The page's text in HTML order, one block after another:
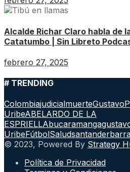
Alcalde Richar Claro habla de
Catatumbo | Sin Libreto
febrero 27, 2025
# TRENDING
Colombiajudicialmuerte
UribeABELARDO DE LA
ESPRIELLAbucaramanga
UribeFútbolSaludsantander
© 2023, Powered By Strategy
Política de Privacidad